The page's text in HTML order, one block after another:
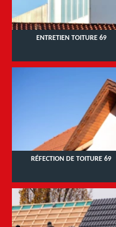
ENTRETIEN TOITURE 69
RÉFECTION DE TOITURE 69